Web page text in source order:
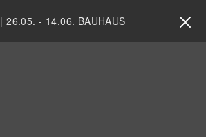
|26.05. - 14.06. BAUHAUS